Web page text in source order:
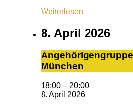
Erlangen
Weiterlesen
8. April 2026
An­ge­hö­ri­gen­grup­pe
Mün­chen
18:00 – 20:00
8. April 2026